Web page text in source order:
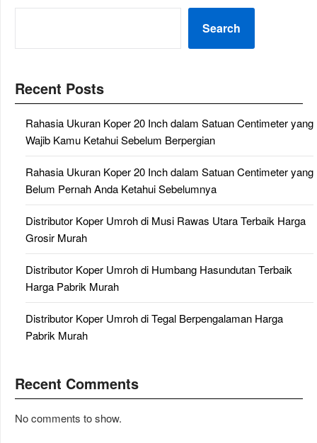
Search
Recent Posts
Rahasia Ukuran Koper 20 Inch dalam Satuan Centimeter yang
Wajib Kamu Ketahui Sebelum Berpergian
Rahasia Ukuran Koper 20 Inch dalam Satuan Centimeter yang
Belum Pernah Anda Ketahui Sebelumnya
Distributor Koper Umroh di Musi Rawas Utara Terbaik Harga
Grosir Murah
Distributor Koper Umroh di Humbang Hasundutan Terbaik
Harga Pabrik Murah
Distributor Koper Umroh di Tegal Berpengalaman Harga
Pabrik Murah
Recent Comments
No comments to show.